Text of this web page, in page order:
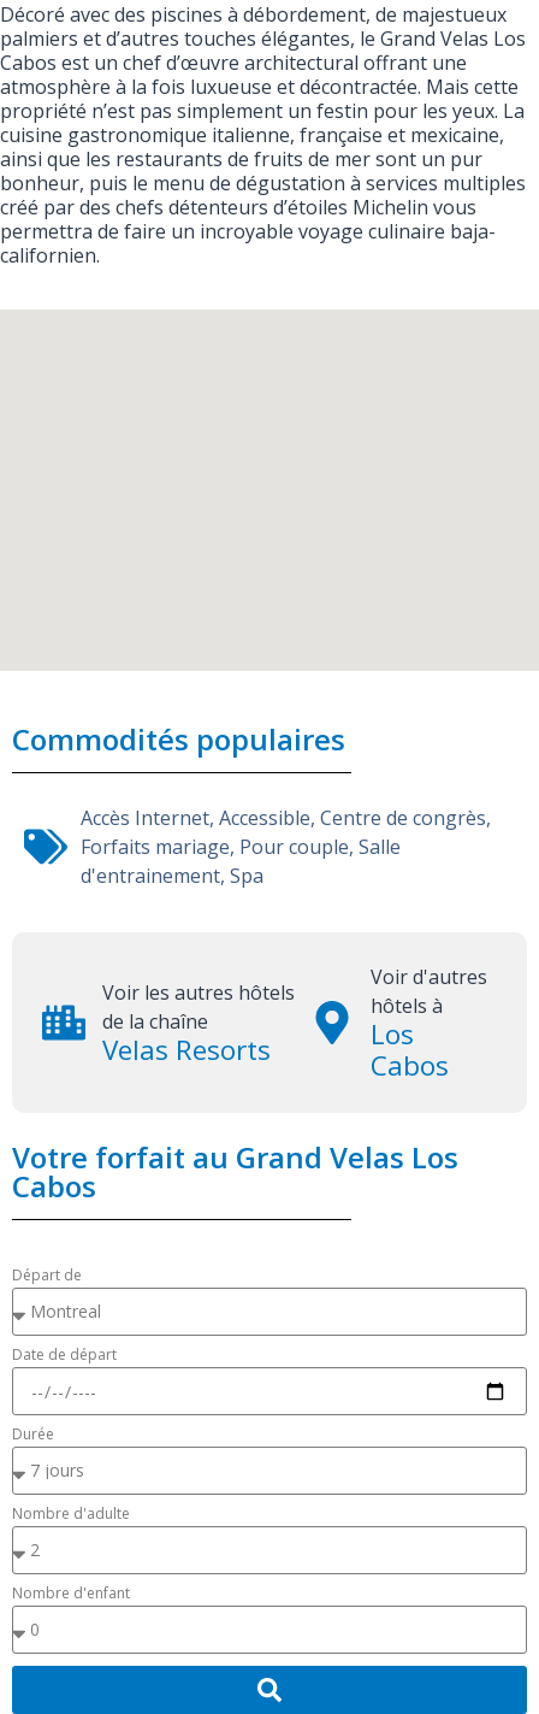
Décoré avec des piscines à débordement, de majestueux
palmiers et d’autres touches élégantes, le Grand Velas Los
Cabos est un chef d’œuvre architectural offrant une
atmosphère à la fois luxueuse et décontractée. Mais cette
propriété n’est pas simplement un festin pour les yeux. La
cuisine gastronomique italienne, française et mexicaine,
ainsi que les restaurants de fruits de mer sont un pur
bonheur, puis le menu de dégustation à services multiples
créé par des chefs détenteurs d’étoiles Michelin vous
permettra de faire un incroyable voyage culinaire baja-
californien.
Commodités populaires
Accès Internet, Accessible, Centre de congrès,
Forfaits mariage, Pour couple, Salle
d'entrainement, Spa
Voir les autres hôtels
de la chaîne
Velas Resorts
Voir d'autres
hôtels à
Los
Cabos
Votre forfait au Grand Velas Los
Cabos
Départ de
Date de départ
Durée
Nombre d'adulte
Nombre d'enfant